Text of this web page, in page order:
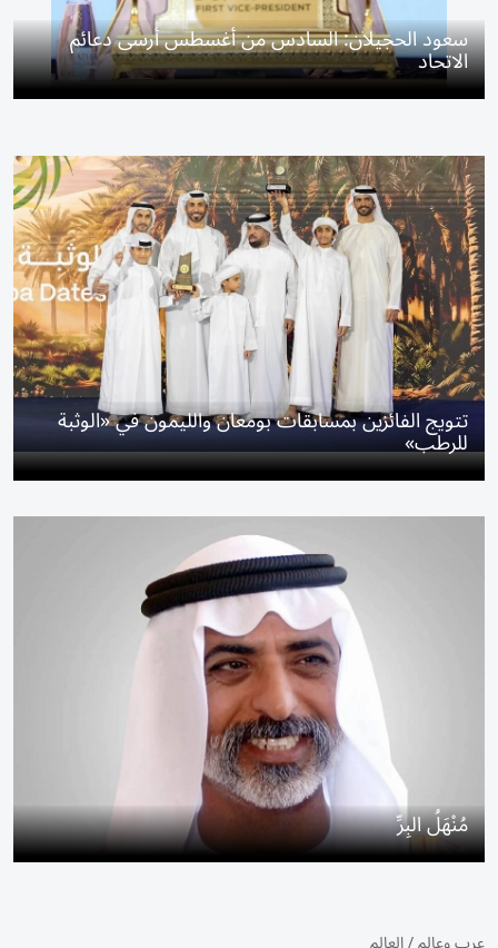
سعود الحجيلان: السادس من أغسطس أرسى دعائم
الاتحاد
تتويج الفائزين بمسابقات بومعان والليمون في «الوثبة
للرطب»
مُنْهَلُ البِرِّ